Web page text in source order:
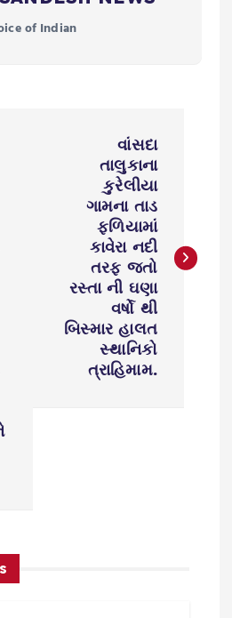
of Indian
વાંસદા
તાલુકાના
કુરેલીયા
ગામના તાડ
ફળિયામાં
કાવેરા નદી
તરફ જતો
રસ્તા ની ઘણા
વર્ષો થી
બિસ્માર હાલત
સ્થાનિકો
ત્રાહિમામ.